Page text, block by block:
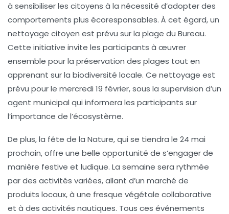
à sensibiliserles citoyens à la nécessité d’adopter des
comportements plus écoresponsables. À cet égard, un
nettoyage citoyen est prévu sur la plage du Bureau.
Cette initiative invite les participants à œuvrer
ensemble pour la préservation des plages tout en
apprenant sur la biodiversité locale. Ce nettoyage est
prévu pour le mercredi 19 février, sous la supervision d’un
agent municipal qui informera les participants sur
l’importance de l’écosystème.
De plus, la fête de la Nature, qui se tiendra le 24 mai
prochain, offre une belle opportunité de s’engager de
manière festive et ludique. La semaine sera rythmée
par des activités variées, allant d’un marché de
produits locaux, à une fresque végétale collaborative
et à des activités nautiques. Tous ces événements